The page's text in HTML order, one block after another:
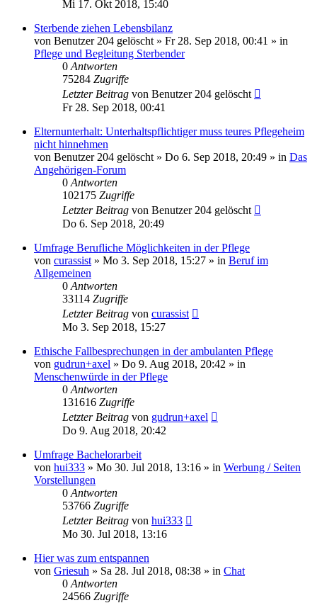
Mi 17. Okt 2018, 15:40
Sterbende ziehen Lebensbilanz
von Benutzer 204 gelöscht » Fr 28. Sep 2018, 00:41 » in
Pflege und Begleitung Sterbender
0 Antworten
75284 Zugriffe
Letzter Beitrag von Benutzer 204 gelöscht
Fr 28. Sep 2018, 00:41
Elternunterhalt: Unterhaltspflichtiger muss teures Pflegeheim
nicht hinnehmen
von Benutzer 204 gelöscht » Do 6. Sep 2018, 20:49 » in Das
Angehörigen-Forum
0 Antworten
102175 Zugriffe
Letzter Beitrag von Benutzer 204 gelöscht
Do 6. Sep 2018, 20:49
Umfrage Berufliche Möglichkeiten in der Pflege
von curassist » Mo 3. Sep 2018, 15:27 » in Beruf im
Allgemeinen
0 Antworten
33114 Zugriffe
Letzter Beitrag von curassist
Mo 3. Sep 2018, 15:27
Ethische Fallbesprechungen in der ambulanten Pflege
von gudrun+axel » Do 9. Aug 2018, 20:42 » in
Menschenwürde in der Pflege
0 Antworten
131616 Zugriffe
Letzter Beitrag von gudrun+axel
Do 9. Aug 2018, 20:42
Umfrage Bachelorarbeit
von hui333 » Mo 30. Jul 2018, 13:16 » in Werbung / Seiten
Vorstellungen
0 Antworten
53766 Zugriffe
Letzter Beitrag von hui333
Mo 30. Jul 2018, 13:16
Hier was zum entspannen
von Griesuh » Sa 28. Jul 2018, 08:38 » in Chat
0 Antworten
24566 Zugriffe